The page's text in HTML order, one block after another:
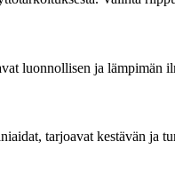
luonnollisen ja
tarjoavat kestävän ja